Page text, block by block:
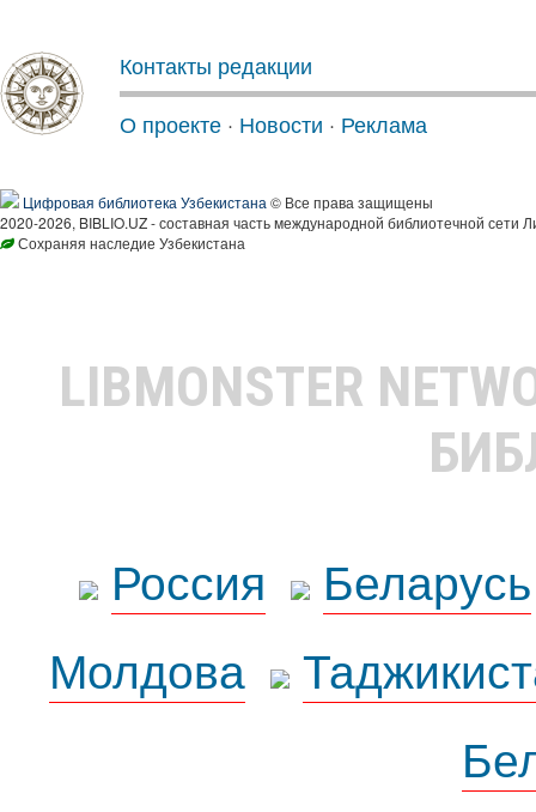
Контакты редакции
О проекте · Новости · Реклама
Цифровая библиотека Узбекистана © Все права защищены
2020-2026, BIBLIO.UZ - составная часть международной библиотечной сети
Сохраняя наследие Узбекистана
LIBMONSTER
Россия
Беларусь
Молдова